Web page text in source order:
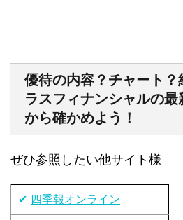
優待の内容？チャート
ラスフィナンシャルの最
から確かめよう！
ぜひ参照したい他サイト様
✔ 四季報オンライン